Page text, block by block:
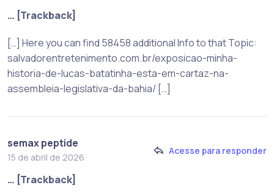
… [Trackback]
[…] Here you can find 58458 additional Info to that Topic:
salvadorentretenimento.com.br/exposicao-minha-
historia-de-lucas-batatinha-esta-em-cartaz-na-
assembleia-legislativa-da-bahia/ […]
semax peptide
15 de abril de 2026
Acesse para responder
… [Trackback]